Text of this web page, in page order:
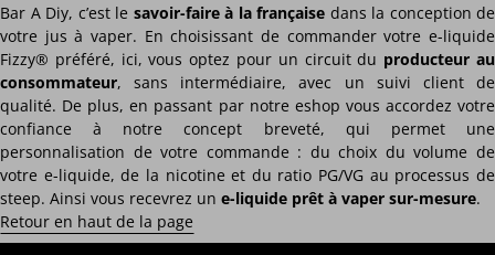
Bar A Diy, c’est le savoir-faire à la française dans la conception de
votre jus à vaper. En choisissant de commander votre e-liquide
Fizzy® préféré, ici, vous optez pour un circuit du producteur au
consommateur, sans intermédiaire, avec un suivi client de
qualité. De plus, en passant par notre eshop vous accordez votre
confiance à notre concept breveté, qui permet une
personnalisation de votre commande : du choix du volume de
votre e-liquide, de la nicotine et du ratio PG/VG au processus de
steep. Ainsi vous recevrez un e-liquide prêt à vaper sur-mesure.
Retour en haut de la page